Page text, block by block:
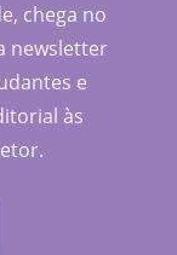
chega no
newsletter
e
às